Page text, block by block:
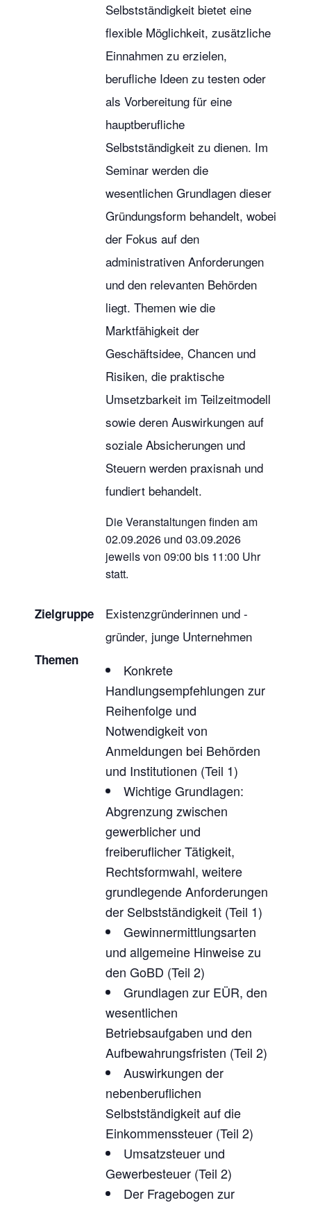
Selbstständigkeit bietet eine
flexible Möglichkeit, zusätzliche
Einnahmen zu erzielen,
berufliche Ideen zu testen oder
als Vorbereitung für eine
hauptberufliche
Selbstständigkeit zu dienen. Im
Seminar werden die
wesentlichen Grundlagen dieser
Gründungsform behandelt, wobei
der Fokus auf den
administrativen Anforderungen
und den relevanten Behörden
liegt. Themen wie die
Marktfähigkeit der
Geschäftsidee, Chancen und
Risiken, die praktische
Umsetzbarkeit im Teilzeitmodell
sowie deren Auswirkungen auf
soziale Absicherungen und
Steuern werden praxisnah und
fundiert behandelt.
Die Veranstaltungen finden am
02.09.2026 und 03.09.2026
jeweils von 09:00 bis 11:00 Uhr
statt.
Zielgruppe
Existenzgründerinnen und -
gründer, junge Unternehmen
Themen
Konkrete
Handlungsempfehlungen zur
Reihenfolge und
Notwendigkeit von
Anmeldungen bei Behörden
und Institutionen (Teil 1)
Wichtige Grundlagen:
Abgrenzung zwischen
gewerblicher und
freiberuflicher Tätigkeit,
Rechtsformwahl, weitere
grundlegende Anforderungen
der Selbstständigkeit (Teil 1)
Gewinnermittlungsarten
und allgemeine Hinweise zu
den GoBD (Teil 2)
Grundlagen zur EÜR, den
wesentlichen
Betriebsaufgaben und den
Aufbewahrungsfristen (Teil 2)
Auswirkungen der
nebenberuflichen
Selbstständigkeit auf die
Einkommenssteuer (Teil 2)
Umsatzsteuer und
Gewerbesteuer (Teil 2)
Der Fragebogen zur